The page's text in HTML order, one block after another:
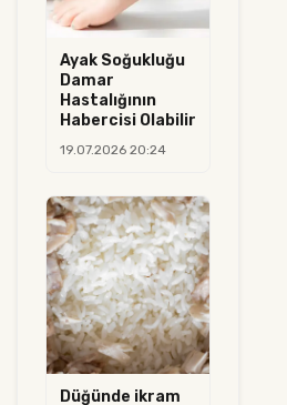
Ayak Soğukluğu
Damar
Hastalığının
Habercisi Olabilir
19.07.2026 20:24
Düğünde ikram